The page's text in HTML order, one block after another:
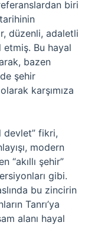
biri
düzenli, adaletli
etmiş. Bu hayal
bazen
şehir
karşımıza
devlet” fikri,
modern
“akıllı şehir”
gibi.
bu zincirin
Tanrı’ya
alanı hayal